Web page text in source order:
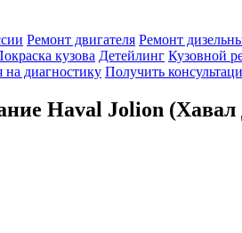
Ремонт двигателя Ремонт
кузова Детейлинг Кузовной
на диагностику Получить
Haval Jolion